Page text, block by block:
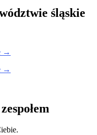
śląskie
→
→